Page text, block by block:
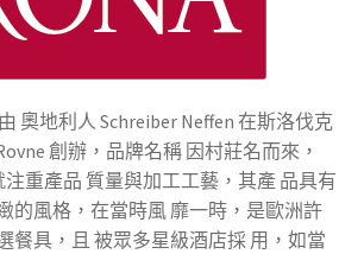
奧地利人 Schreiber Neffen 在斯洛伐克
創辦，品牌名稱 因村莊名而來，
注重產品 質量與加工工藝，其產 品具有
的風格，在當時風 靡一時，是歐洲許
餐具，且 被眾多星級酒店採 用，如當